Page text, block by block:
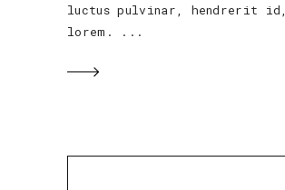
luctus pulvinar, hendrerit id,
lorem.